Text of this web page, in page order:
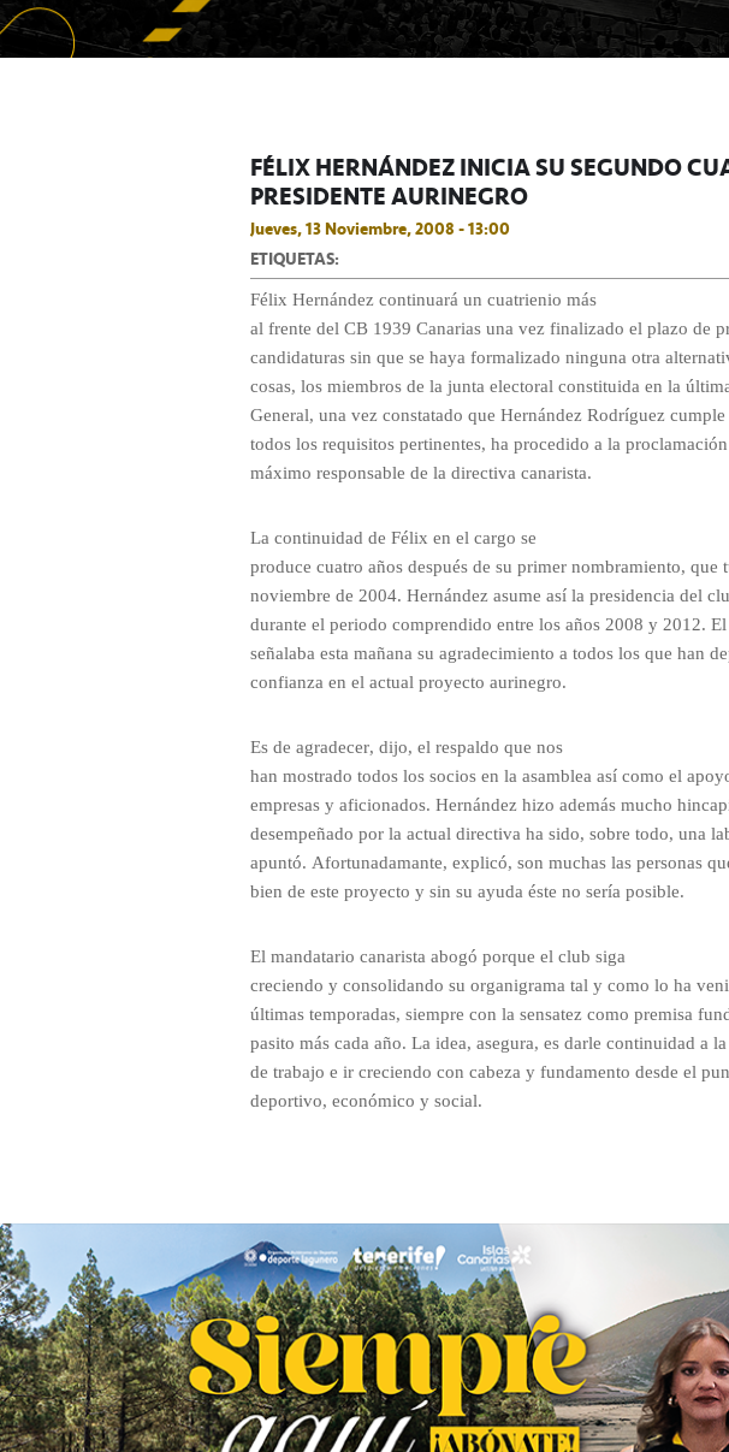
FÉLIX HERNÁNDEZ INICIA SU SEGUNDO
PRESIDENTE AURINEGRO
Jueves, 13 Noviembre, 2008 - 13:00
ETIQUETAS:
Félix Hernández continuará un cuatrienio más
al frente del CB 1939 Canarias una vez finalizado el plazo de
candidaturas sin que se haya formalizado ninguna otra
cosas, los miembros de la junta electoral constituida en la
General, una vez constatado que Hernández Rodríguez cumple
todos los requisitos pertinentes, ha procedido a la
máximo responsable de la directiva canarista.
La continuidad de Félix en el cargo se
produce cuatro años después de su primer nombramiento, que
noviembre de 2004. Hernández asume así la presidencia del
durante el periodo comprendido entre los años 2008 y 2012.
señalaba esta mañana su agradecimiento a todos los que han
confianza en el actual proyecto aurinegro.
Es de agradecer, dijo, el respaldo que nos
han mostrado todos los socios en la asamblea así como el
empresas y aficionados. Hernández hizo además mucho
desempeñado por la actual directiva ha sido, sobre todo, una
apuntó. Afortunadamante, explicó, son muchas las personas
bien de este proyecto y sin su ayuda éste no sería posible.
El mandatario canarista abogó porque el club siga
creciendo y consolidando su organigrama tal y como lo ha
últimas temporadas, siempre con la sensatez como premisa
pasito más cada año. La idea, asegura, es darle continuidad a
de trabajo e ir creciendo con cabeza y fundamento desde el
deportivo, económico y social.